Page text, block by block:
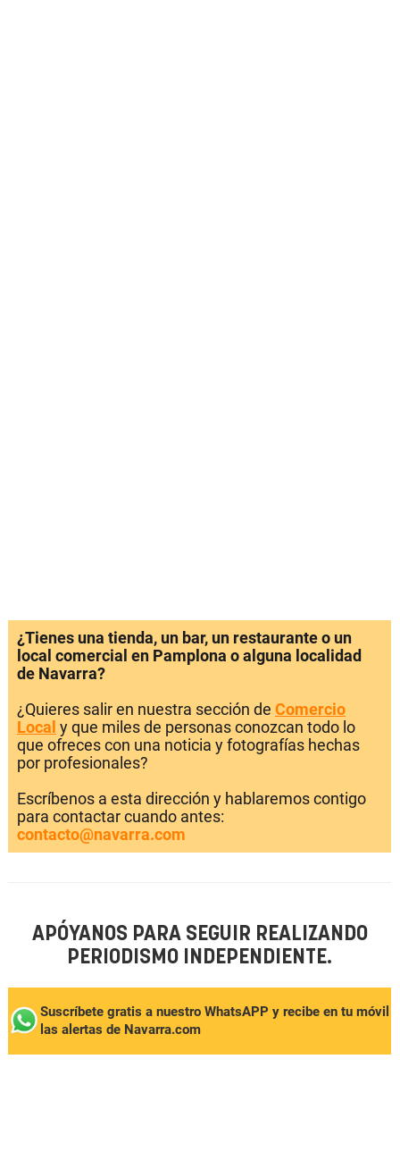
¿Tienes una tienda, un bar, un restaurante o un
local comercial en Pamplona o alguna localidad
de Navarra?
¿Quieres salir en nuestra sección de Comercio
Local y que miles de personas conozcan todo lo
que ofreces con una noticia y fotografías hechas
por profesionales?
Escríbenos a esta dirección y hablaremos contigo
para contactar cuando antes:
contacto@navarra.com
APÓYANOS PARA SEGUIR REALIZANDO
PERIODISMO INDEPENDIENTE.
Suscríbete gratis a nuestro WhatsAPP y recibe en tu móvil
las alertas de Navarra.com